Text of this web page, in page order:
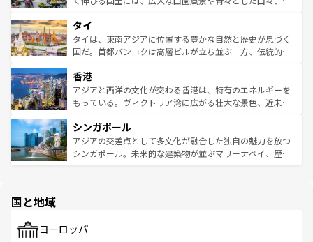
リティに包まれながら、韓国の多彩な魅力を心ゆくまで味
わってみてほしい。 なお、新着の韓国情報はコンテンツ一
覧を参照してほしい。
急速な発展と共に伝統が息づく。ハノイの古い町並みやホ
ーチミン市のフランス統治時代の建物も、独特の雰囲気を
醸し出している。また、バラエティの豊かさとおいしさで
とつ。フォーやバインミー、ベトナムコーヒーなどは、ぜ
ひ現地で味わいたい。どの地域を訪れてもあたたかい人々
が旅行者を迎えてくれるので、きっと忘れられない旅にな
参照してほしい。
タイ
タイは、東南アジアに位置する豊かな自然と歴史が息づく
国だ。首都バンコクは高層ビルが立ち並ぶ一方、伝統的な
の活気が交差している。北部ではチェンマイなどの山岳地
帯で自然と触れ合い、南部ではプーケットやクラビの美し
いビーチでリゾート気分を楽しむことができる。タイ料理
激する。気候は一年中温暖で、どの季節にも異なる楽しみ
が待っている。親しみやすいタイの人々、仏教を中心とし
た文化、そして多様な観光資源が、訪れる旅人を魅了し続
香港
アジアと西洋の文化が交わる香港は、特有のエネルギーを
もっている。ヴィクトリア湾に広がる壮大な景色、近未来
み、どこを訪れても感動するはず。観光スポットが密集し
ており、効率よく見どころを回れるのも魅力。息をのむよ
うな絶景から文化的な体験まで、香港を存分に楽しみ尽く
シンガポール
アジアの交差点として多文化が融合した独自の魅力を放つ
シンガポール。未来的な建築物が並ぶマリーナベイ、歴史
で、ホーカーズは地元の風情を楽しめる外せないスポット
国と地域
ヨーロッパ